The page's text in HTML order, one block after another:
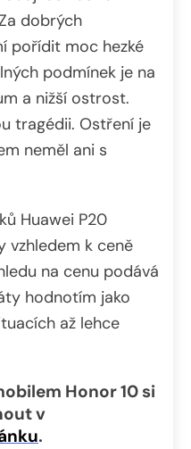
dobrých
pořídit moc hezké
podmínek je na
a nižší ostrost.
tragédii. Ostření je
neměl ani s
Huawei P20
vzhledem k ceně
na cenu podává
hodnotím jako
až lehce
Honor 10 si
v
.